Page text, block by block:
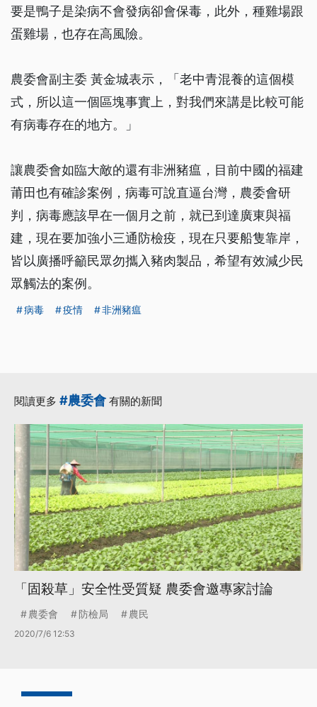
要是鴨子是染病不會發病卻會保毒，此外，種雞場跟
蛋雞場，也存在高風險。
農委會副主委 黃金城表示，「老中青混養的這個模
式，所以這一個區塊事實上，對我們來講是比較可能
有病毒存在的地方。」
讓農委會如臨大敵的還有非洲豬瘟，目前中國的福建
莆田也有確診案例，病毒可說直逼台灣，農委會研
判，病毒應該早在一個月之前，就已到達廣東與福
建，現在要加強小三通防檢疫，現在只要船隻靠岸，
皆以廣播呼籲民眾勿攜入豬肉製品，希望有效減少民
眾觸法的案例。
病毒 疫情 非洲豬瘟
閱讀更多 #農委會 有關的新聞
「固殺草」安全性受質疑 農委會邀專家討論
農委會 防檢局 農民
2020/7/6 12:53